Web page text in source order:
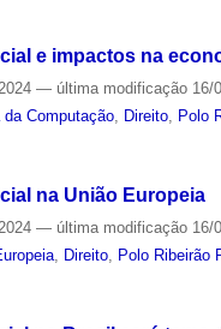
e impactos na
— última modificação 16/
da Computação, Direito, Polo
na União Europeia
— última modificação 16/
, Direito, Polo Ribeirão